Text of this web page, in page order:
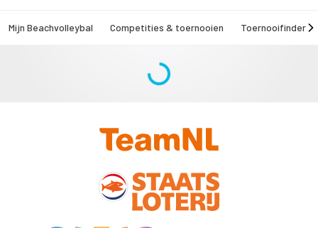
Mijn Beachvolleybal Competities & toernooien Toernooifinder